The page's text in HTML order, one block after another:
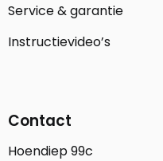
Service & garantie
Instructievideo’s
Contact
Hoendiep 99c